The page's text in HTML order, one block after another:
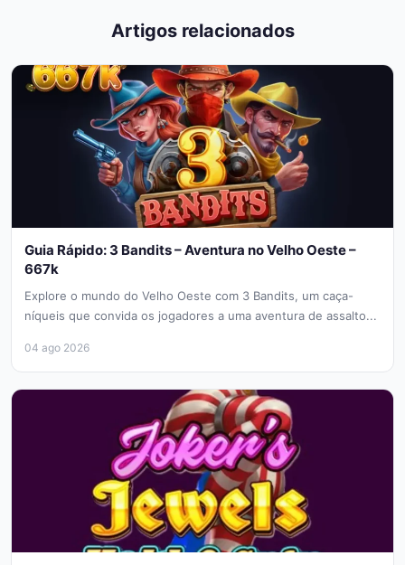
Artigos relacionados
Guia Rápido: 3 Bandits – Aventura no Velho Oeste –
667k
Explore o mundo do Velho Oeste com 3 Bandits, um caça-
níqueis que convida os jogadores a uma aventura de assalto...
04 ago 2026